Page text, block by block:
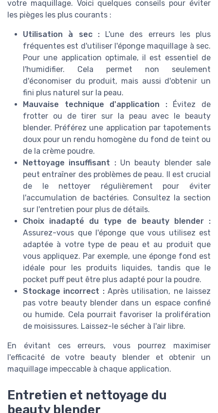
votre maquillage. Voici quelques conseils pour éviter
les pièges les plus courants :
Utilisation à sec :L'une des erreurs les plus
fréquentes est d'utiliser l'éponge maquillage à sec.
Pour une application optimale, il est essentiel de
l'humidifier. Cela permet non seulement
d'économiser du produit, mais aussi d'obtenir un
fini plus naturel sur la peau.
Mauvaise technique d'application :Évitez de
frotter ou de tirer sur la peau avec le beauty
blender. Préférez une application par tapotements
doux pour un rendu homogène du fond de teint ou
de la crème poudre.
Nettoyage insuffisant :Un beauty blender sale
peut entraîner des problèmes de peau. Il est crucial
de le nettoyer régulièrement pour éviter
l'accumulation de bactéries. Consultez la section
sur l'entretien pour plus de détails.
Choix inadapté du type de beauty blender :
Assurez-vous que l'éponge que vous utilisez est
adaptée à votre type de peau et au produit que
vous appliquez. Par exemple, une éponge fond est
idéale pour les produits liquides, tandis que le
pocket puff peut être plus adapté pour la poudre.
Stockage incorrect :Après utilisation, ne laissez
pas votre beauty blender dans un espace confiné
ou humide. Cela pourrait favoriser la prolifération
de moisissures. Laissez-le sécher à l'air libre.
En évitant ces erreurs, vous pourrez maximiser
l'efficacité de votre beauty blender et obtenir un
maquillage impeccable à chaque application.
Entretien et nettoyage du
beauty blender